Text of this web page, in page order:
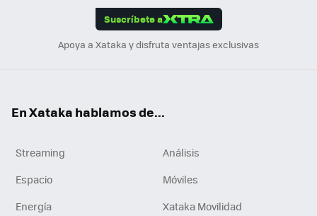
Suscríbete a
Apoya a Xataka y disfruta ventajas exclusivas
En Xataka hablamos de...
Streaming
Análisis
Espacio
Móviles
Energía
Xataka Movilidad